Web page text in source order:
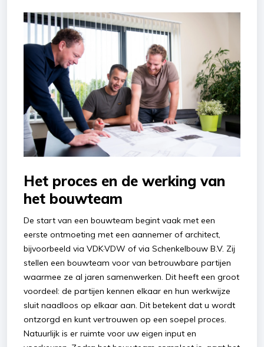
Het proces en de werking van
het bouwteam
De start van een bouwteam begint vaak met een
eerste ontmoeting met een aannemer of architect,
bijvoorbeeld via VDK·VDW of via Schenkelbouw B.V. Zij
stellen een bouwteam voor van betrouwbare partijen
waarmee ze al jaren samenwerken. Dit heeft een groot
voordeel: de partijen kennen elkaar en hun werkwijze
sluit naadloos op elkaar aan. Dit betekent dat u wordt
ontzorgd en kunt vertrouwen op een soepel proces.
Natuurlijk is er ruimte voor uw eigen input en